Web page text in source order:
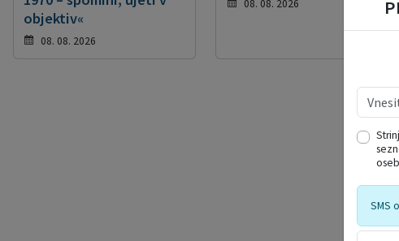
objektiv«
08. 08. 2026
08. 08. 2026
SMS